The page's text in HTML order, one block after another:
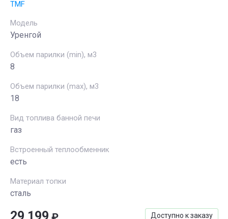
TMF
Модель
Уренгой
Объем парилки (min), м3
8
Объем парилки (max), м3
18
Вид топлива банной печи
газ
Встроенный теплообменник
есть
Материал топки
сталь
Доступно к заказу
29 199